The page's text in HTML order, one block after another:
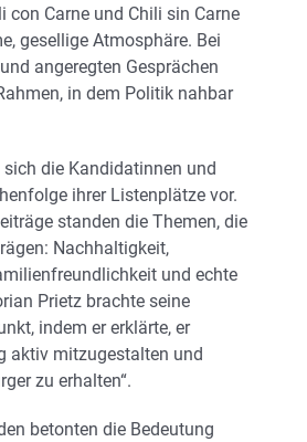
con Carne und Chili sin Carne
gesellige Atmosphäre. Bei
angeregten Gesprächen
in dem Politik nahbar
die Kandidatinnen und
ihrer Listenplätze vor.
standen die Themen, die
Nachhaltigkeit,
und echte
Prietz brachte seine
indem er erklärte, er
aktiv mitzugestalten und
zu erhalten“.
betonten die Bedeutung